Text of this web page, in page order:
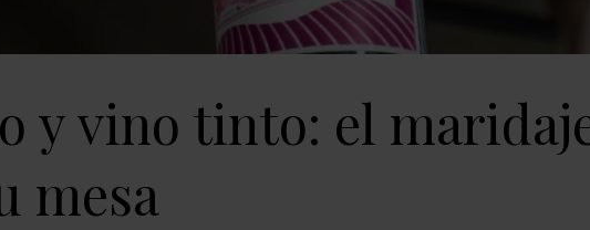
y vino tinto: el
mesa